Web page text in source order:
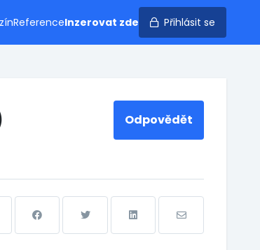
ReferenceInzerovat zde Přihlásit se
Odpovědět